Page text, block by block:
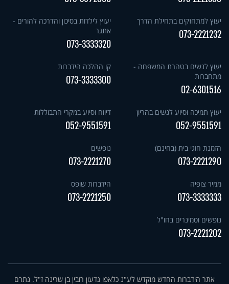
יעוץ למתחזקים בתחילת הדרך
073-2221232
יעוץ לילדות בסיכון והדרכה להורים -
אתגר
073-3333320
יעוץ לנשים בטהרת המשפחה -
מתחברות
02-6301516
קו ההלכה הידברות
073-3333300
יעוץ תמיכה וסיוע לנשים בהריון
052-9551591
דיווח וסיוע במקרי התבוללות
052-9551591
הזמנת חוגי בית (בחינם)
073-2221290
נופשים
073-2221270
ממיר צופיה
073-3333333
הידברות שופס
073-2221250
נופשים וסמינרים בחו"ל
073-2221202
אתר הידברות החדש מוקדש לע"נ כלאפו גדעון רובין בן שרינה ז"ל. נתרם